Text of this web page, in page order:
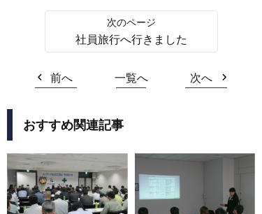
社員旅行へ行きました
前へ 一覧へ 次へ
おすすめ関連記事